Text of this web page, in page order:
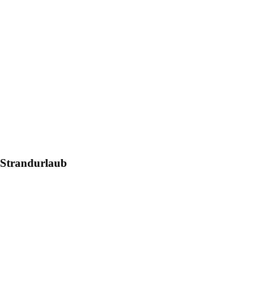
Strandurlaub